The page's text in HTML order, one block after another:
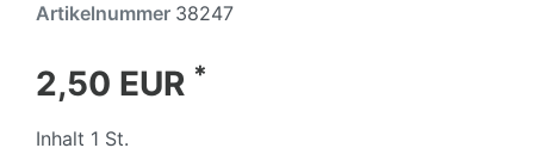
Artikelnummer 38247
2,50 EUR *
Inhalt 1 St.